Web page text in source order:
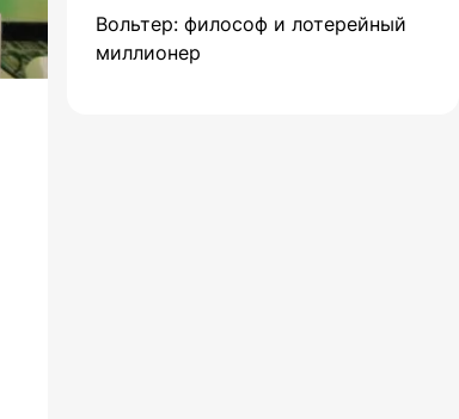
Вольтер: философ и лотерейный
миллионер